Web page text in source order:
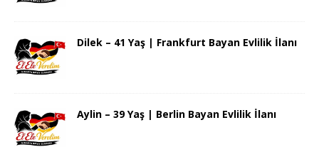
Dilek – 41 Yaş | Frankfurt Bayan Evlilik İlanı
Aylin – 39 Yaş | Berlin Bayan Evlilik İlanı